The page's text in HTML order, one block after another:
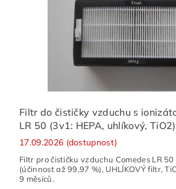
Filtr do čističky vzduchu s
LR 50 (3v1: HEPA, uhlíkový, TiO2)
17.09.2026 (dostupnost)
Filtr pro čističku vzduchu Comedes LR
(účinnost až 99,97 %), UHLÍKOVÝ filtr,
9 měsíců.